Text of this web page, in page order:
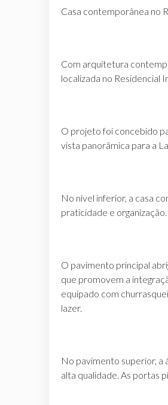
Casa contemporânea no
Com arquitetura
localizada no Residencial
O projeto foi concebido
vista panorâmica para a
No nível inferior, a casa
praticidade e organização.
O pavimento principal
que promovem a
equipado com
lazer.
No pavimento superior, a
alta qualidade. As portas